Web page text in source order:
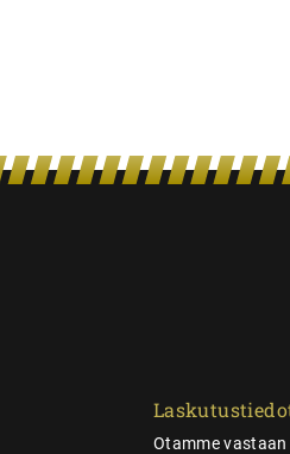
Otamme